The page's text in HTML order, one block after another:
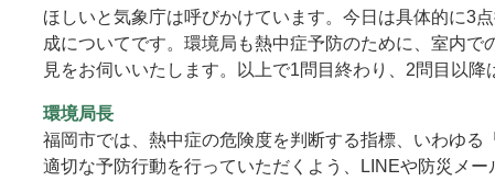
ほしいと気象庁は呼びかけています。今日は具体的に3
成についてです。環境局も熱中症予防のために、室内
見をお伺いいたします。以上で1問目終わり、2問目以降
環境局長
福岡市では、熱中症の危険度を判断する指標、いわゆる
適切な予防行動を行っていただくよう、LINEや防災メ